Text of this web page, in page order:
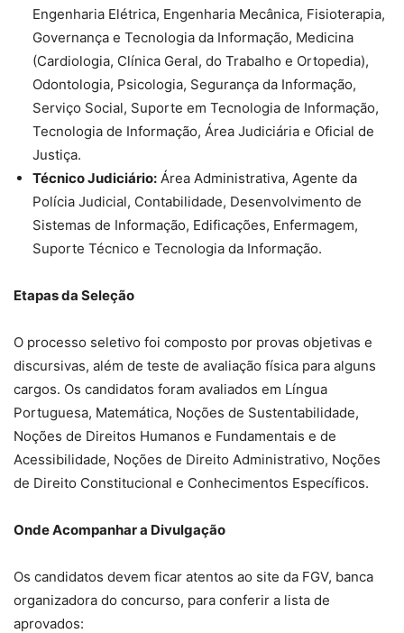
Engenharia Elétrica, Engenharia Mecânica, Fisioterapia,
Governança e Tecnologia da Informação, Medicina
(Cardiologia, Clínica Geral, do Trabalho e Ortopedia),
Odontologia, Psicologia, Segurança da Informação,
Serviço Social, Suporte em Tecnologia de Informação,
Tecnologia de Informação, Área Judiciária e Oficial de
Justiça.
Técnico Judiciário: Área Administrativa, Agente da
Polícia Judicial, Contabilidade, Desenvolvimento de
Sistemas de Informação, Edificações, Enfermagem,
Suporte Técnico e Tecnologia da Informação.
Etapas da Seleção
O processo seletivo foi composto por provas objetivas e
discursivas, além de teste de avaliação física para alguns
cargos. Os candidatos foram avaliados em Língua
Portuguesa, Matemática, Noções de Sustentabilidade,
Noções de Direitos Humanos e Fundamentais e de
Acessibilidade, Noções de Direito Administrativo, Noções
de Direito Constitucional e Conhecimentos Específicos.
Onde Acompanhar a Divulgação
Os candidatos devem ficar atentos ao site da FGV, banca
organizadora do concurso, para conferir a lista de
aprovados: